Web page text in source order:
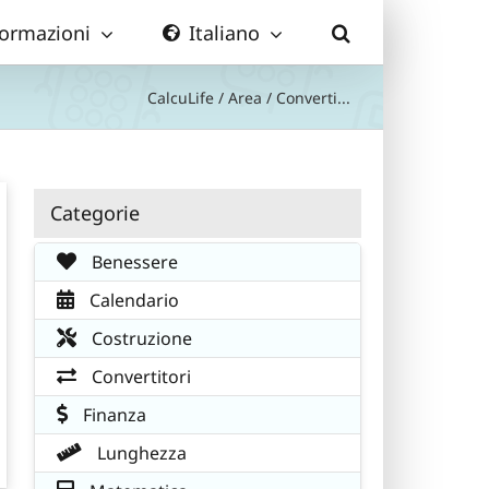
Italiano
CalcuLife / Area / Converti...
Categorie
Benessere
Calendario
Costruzione
Convertitori
Finanza
Lunghezza